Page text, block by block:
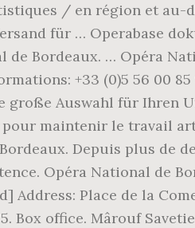
/ en région et au-
für … Operabase
Bordeaux. … Opéra
+33 (0)5 56 00
große Auswahl für Ihren
maintenir le travail
Depuis plus de
Opéra National de
Place de la
Box office. Mârouf